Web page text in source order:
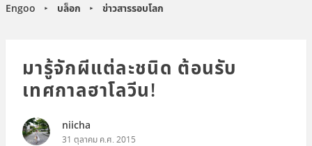
Engoo ► บล็อก ► ข่าวสารรอบโลก
มารู้จักผีแต่ละชนิด ต้อนรับ
เทศกาลฮาโลวีน!
niicha
31 ตุลาคม ค.ศ. 2015